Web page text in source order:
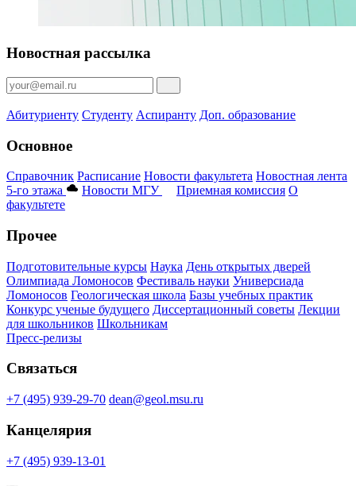
Новостная рассылка
Абитуриенту Студенту Аспиранту Доп. образование
Основное
Справочник Расписание Новости факультета Новостная лента
5-го этажа
Новости МГУ Приемная комиссия О
факультете
Прочее
Подготовительные курсы Наука День открытых дверей
Олимпиада Ломоносов Фестиваль науки Универсиада
Ломоносов Геологическая школа Базы учебных практик
Конкурс ученые будущего Диссертационный советы Лекции
для школьников Школьникам
Пресс-релизы
Связаться
+7 (495) 939-29-70 dean@geol.msu.ru
Канцелярия
+7 (495) 939-13-01